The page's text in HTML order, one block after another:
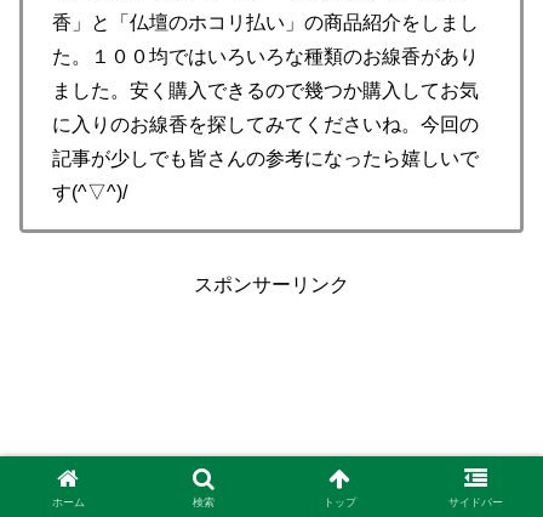
香」と「仏壇のホコリ払い」の商品紹介をしまし
た。１００均ではいろいろな種類のお線香があり
ました。安く購入できるので幾つか購入してお気
に入りのお線香を探してみてくださいね。今回の
記事が少しでも皆さんの参考になったら嬉しいで
す(^▽^)/
スポンサーリンク
ホーム 検索 トップ サイドバー